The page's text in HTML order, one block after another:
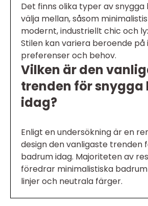
Det finns olika typer av
välja mellan, såsom
modernt, industriellt chic och
Stilen kan variera beroende på
preferenser och behov.
Vilken är den
trenden för snygga
idag?
Enligt en undersökning är en
design den vanligaste trenden
badrum idag. Majoriteten av
föredrar minimalistiska
linjer och neutrala färger.